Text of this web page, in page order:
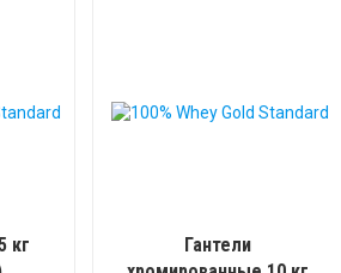
кг
Гантели